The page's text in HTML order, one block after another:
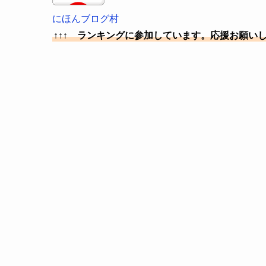
にほんブログ村
↑↑↑ ランキングに参加しています。応援お願い